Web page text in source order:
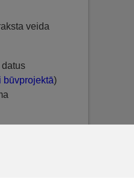
veida
būvprojektā)